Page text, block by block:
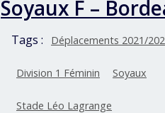
Soyaux F –
Tags : Déplacements 2021/
Division 1 Féminin Soyaux
Stade Léo Lagrange